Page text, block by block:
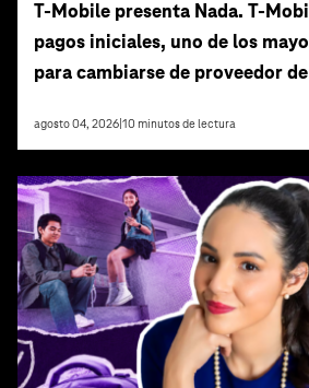
T‑Mobile presenta Nada.
pagos iniciales, uno de los
para cambiarse de proveedor
agosto 04, 2026 10 minutos de lectura